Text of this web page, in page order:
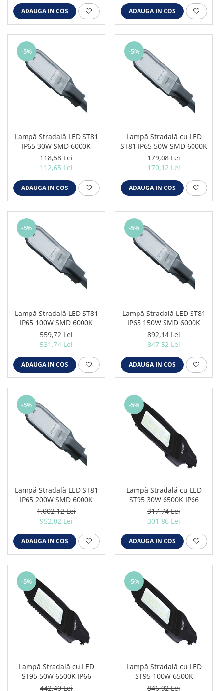
ADAUGA IN COS ADAUGA IN COS
-5%
Lampă Stradală LED ST81
IP65 30W SMD 6000K
118,58 Lei
112,65 Lei
ADAUGA IN COS
-5%
Lampă Stradală cu LED
ST81 IP65 50W SMD 6000K
179,08 Lei
170,12 Lei
ADAUGA IN COS
-5%
Lampă Stradală LED ST81
IP65 100W SMD 6000K
559,72 Lei
531,74 Lei
ADAUGA IN COS
-5%
Lampă Stradală LED ST81
IP65 150W SMD 6000K
892,14 Lei
847,52 Lei
ADAUGA IN COS
-5%
Lampă Stradală LED ST81
IP65 200W SMD 6000K
1.002,12 Lei
952,02 Lei
ADAUGA IN COS
-5%
Lampă Stradală cu LED
ST95 30W 6500K IP66
317,74 Lei
301,86 Lei
ADAUGA IN COS
-5%
Lampă Stradală cu LED
ST95 50W 6500K IP66
442,40 Lei
-5%
Lampă Stradală cu LED
ST95 100W 6500K
846,92 Lei